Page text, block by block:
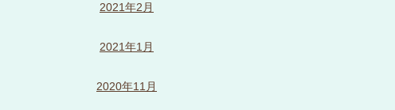
2021年2月
2021年1月
2020年11月